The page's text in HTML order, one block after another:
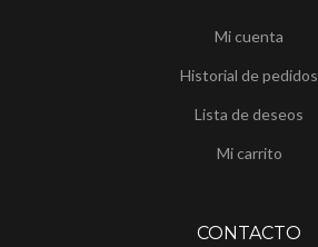
Mi cuenta
Historial de pedidos
Lista de deseos
Mi carrito
CONTACTO